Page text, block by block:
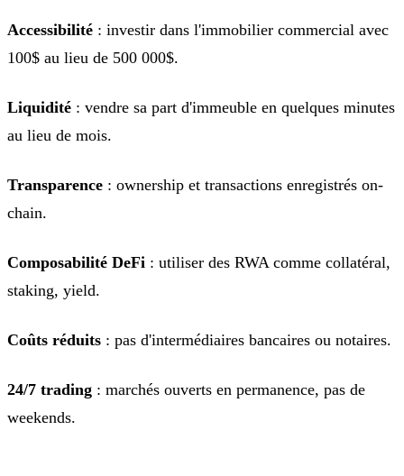
Accessibilité : investir dans l'immobilier commercial avec
100$ au lieu de 500 000$.
Liquidité : vendre sa part d'immeuble en quelques minutes
au lieu de mois.
Transparence : ownership et transactions enregistrés on-
chain.
Composabilité DeFi : utiliser des RWA comme collatéral,
staking, yield.
Coûts réduits : pas d'intermédiaires bancaires ou notaires.
24/7 trading : marchés ouverts en permanence, pas de
weekends.